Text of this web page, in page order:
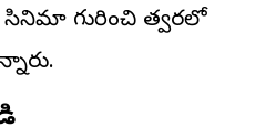
సినిమా గురించి త్వరలో